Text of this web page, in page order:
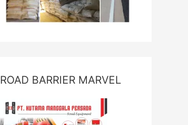
ROAD BARRIER MARVEL